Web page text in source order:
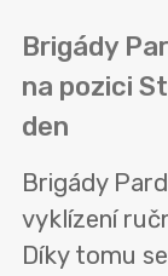
Brigády
na pozici
den
Brigády
vyklízení
Díky tomu